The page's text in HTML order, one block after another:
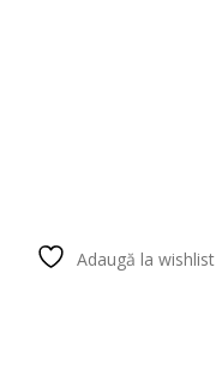
Adaugă la wishlist